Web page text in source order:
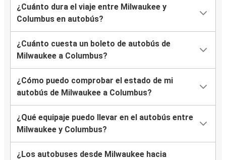
¿Cuánto dura el viaje entre Milwaukee y
Columbus en autobús?
¿Cuánto cuesta un boleto de autobús de
Milwaukee a Columbus?
¿Cómo puedo comprobar el estado de mi
autobús de Milwaukee a Columbus?
¿Qué equipaje puedo llevar en el autobús entre
Milwaukee y Columbus?
¿Los autobuses desde Milwaukee hacia